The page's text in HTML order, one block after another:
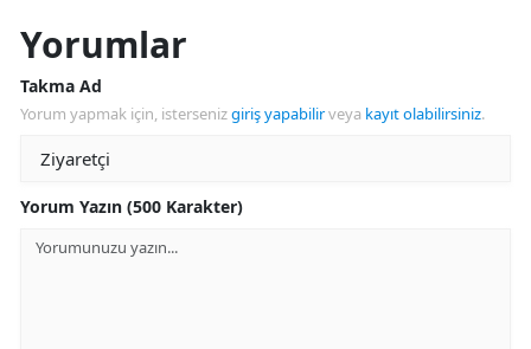
Yorumlar
Takma Ad
Yorum yapmak için, istersenizgiriş yapabilirveya kayıt olabilirsiniz.
Yorum Yazın (500 Karakter)